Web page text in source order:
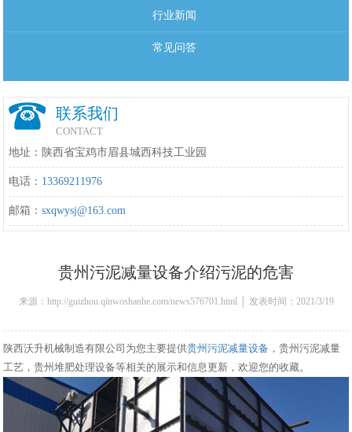
行业新闻
常见问答
联系我们
CONTACT
地址：陕西省宝鸡市眉县城西科技工业园
电话： 13369211976
邮箱：sxqwysj@163.com
贵州污泥减量设备介绍污泥的危害
来源：http://guizhou.qinwoshanhe.com/news576701.html │ 发表时间：2021/3/19
陕西沃升机械制造有限公司为您主要提供贵州污泥减量设备 ，贵州污泥减量
工艺，贵州堆肥处理设备等相关的展示和信息更新，欢迎您的收藏。